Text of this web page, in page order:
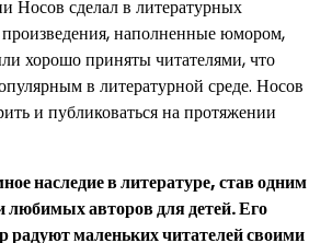
Носов сделал в литературных
произведения, наполненные юмором,
хорошо приняты читателями, что
в литературной среде. Носов
и публиковаться на протяжении
наследие в литературе, став одним
авторов для детей. Его
радуют маленьких читателей своими